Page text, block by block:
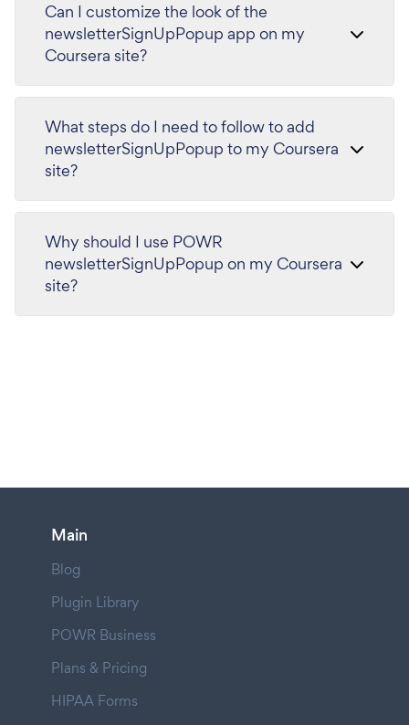
Can I customize the look of the
newsletterSignUpPopup app on my
Coursera site?
What steps do I need to follow to add
newsletterSignUpPopup to my Coursera
site?
Why should I use POWR
newsletterSignUpPopup on my Coursera
site?
Main
Blog
Plugin Library
POWR Business
Plans & Pricing
HIPAA Forms